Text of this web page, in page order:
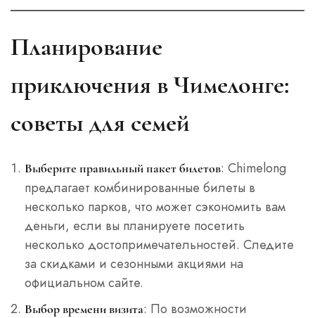
Планирование
приключения в Чимелонге:
советы для семей
Выберите правильный пакет билетов: Chimelong
предлагает комбинированные билеты в
несколько парков, что может сэкономить вам
деньги, если вы планируете посетить
несколько достопримечательностей. Следите
за скидками и сезонными акциями на
официальном сайте.
Выбор времени визита: По возможности